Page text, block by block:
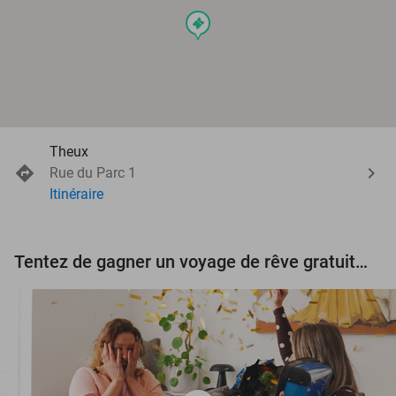
events
Theux
Rue du Parc 1
Itinéraire
Tentez de gagner un voyage de rêve gratuit d'une valeur de 3.000 € !